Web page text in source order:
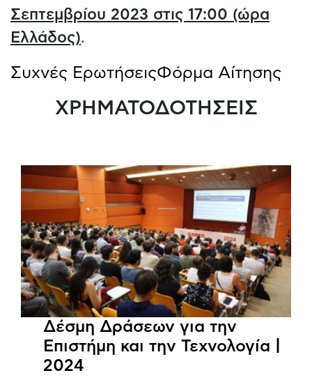
Σεπτεμβρίου 2023 στις 17:00 (ώρα
Ελλάδος).
Συχνές ΕρωτήσειςΦόρμα Αίτησης
ΧΡΗΜΑΤΟΔΟΤΗΣΕΙΣ
Δέσμη Δράσεων για την
Επιστήμη και την Τεχνολογία |
2024